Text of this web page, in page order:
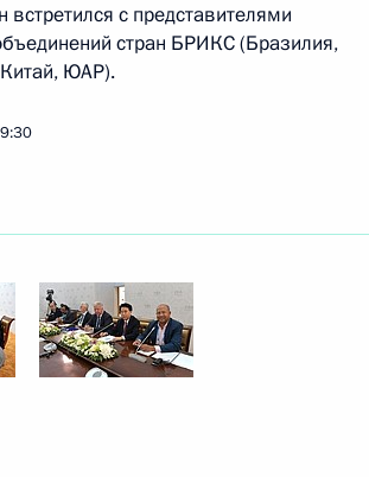
встретился с представителями
стран БРИКС (Бразилия,
ЮАР).